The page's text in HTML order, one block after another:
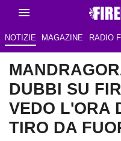
NOTIZIE MAGAZINE RADIO
DUBBI SU
VEDO L'ORA
TIRO DA